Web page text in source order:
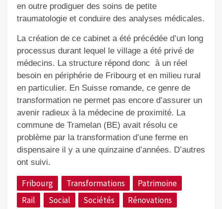
en outre prodiguer des soins de petite
traumatologie et conduire des analyses médicales.
La création de ce cabinet a été précédée d’un long
processus durant lequel le village a été privé de
médecins. La structure répond donc à un réel
besoin en périphérie de Fribourg et en milieu rural
en particulier. En Suisse romande, ce genre de
transformation ne permet pas encore d’assurer un
avenir radieux à la médecine de proximité. La
commune de Tramelan (BE) avait résolu ce
problème par la transformation d’une ferme en
dispensaire il y a une quinzaine d’années. D’autres
ont suivi.
Fribourg Transformations
Patrimoine
Rail
Social Sociétés Rénovations